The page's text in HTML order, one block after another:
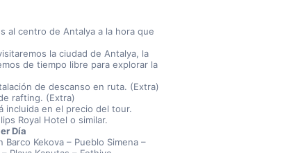
al centro de Antalya a la hora que
la ciudad de Antalya, la
de tiempo libre para explorar la
de descanso en ruta. (Extra)
rafting. (Extra)
incluida en el precio del tour.
Royal Hotel o similar.
Día
Barco Kekova – Pueblo Simena –